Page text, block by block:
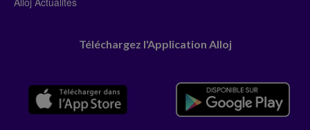
Téléchargez l'Application Alloj